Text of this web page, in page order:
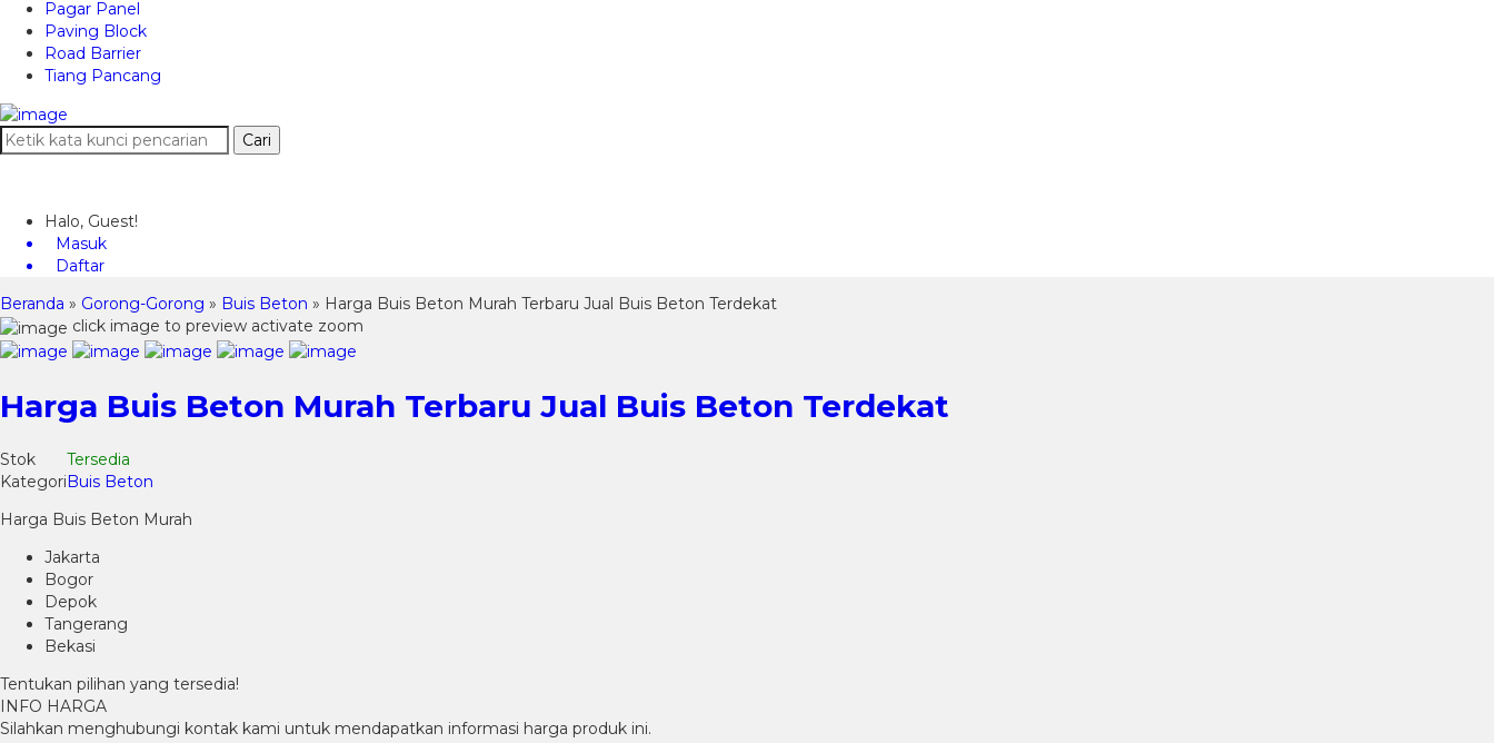
Pagar Panel
Paving Block
Road Barrier
Tiang Pancang
Cari
Halo, Guest!
Masuk
Daftar
Beranda » Gorong-Gorong » Buis Beton » Harga Buis Beton Murah Terbaru Jual Buis Beton Terdekat
click image to preview activate zoom
Harga Buis Beton Murah Terbaru Jual Buis Beton Terdekat
Stok
Tersedia
Kategori Buis Beton
Harga Buis Beton Murah
Jakarta
Bogor
Depok
Tangerang
Bekasi
Tentukan pilihan yang tersedia!
INFO HARGA
Silahkan menghubungi kontak kami untuk mendapatkan informasi harga produk ini.